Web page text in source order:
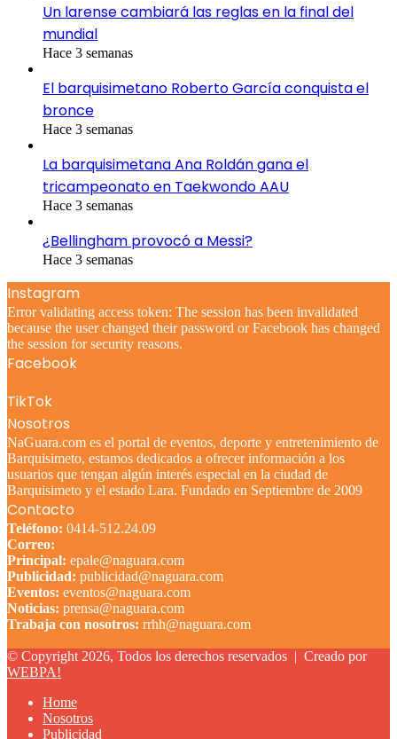
Un larense cambiará las reglas en la final del
mundial
Hace 3 semanas
El barquisimetano Roberto García conquista el
bronce
Hace 3 semanas
La barquisimetana Ana Roldán gana el
tricampeonato en Taekwondo AAU
Hace 3 semanas
¿Bellingham provocó a Messi?
Hace 3 semanas
Instagram
Error validating access token: The session has been invalidated
because the user changed their password or Facebook has changed
the session for security reasons.
Facebook
TikTok
Nosotros
NaGuara.com es el portal de eventos, deporte y entretenimiento de
Barquisimeto, estamos dedicados a ofrecer información a los
usuarios que tengan algún interés especial en la ciudad de
Barquisimeto y el estado Lara. Fundado en Septiembre de 2009
Contacto
Teléfono: 0414-512.24.09
Correo:
Principal: epale@naguara.com
Publicidad: publicidad@naguara.com
Eventos: eventos@naguara.com
Noticias: prensa@naguara.com
Trabaja con nosotros: rrhh@naguara.com
© Copyright 2026, Todos los derechos reservados | Creado por
WEBPA!
Home
Nosotros
Publicidad